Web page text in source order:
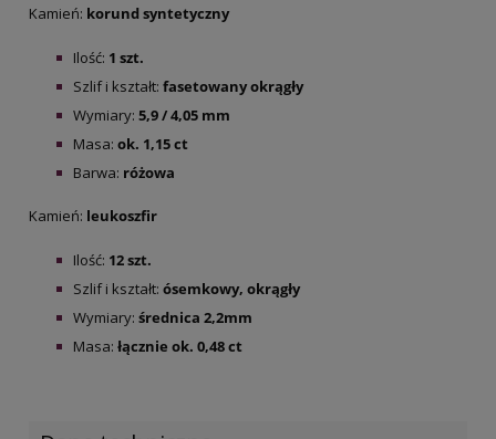
Kamień: korund syntetyczny
Ilość: 1 szt.
Szlif i kształt: fasetowany okrągły
Wymiary: 5,9 / 4,05 mm
Masa: ok. 1,15 ct
Barwa: różowa
Kamień: leukoszfir
Ilość: 12 szt.
Szlif i kształt: ósemkowy, okrągły
Wymiary: średnica 2,2mm
Masa: łącznie ok. 0,48 ct